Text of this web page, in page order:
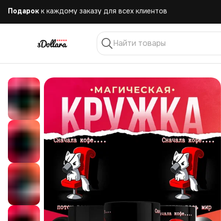
Бесплатная доставка при заказе от 10.000 руб.